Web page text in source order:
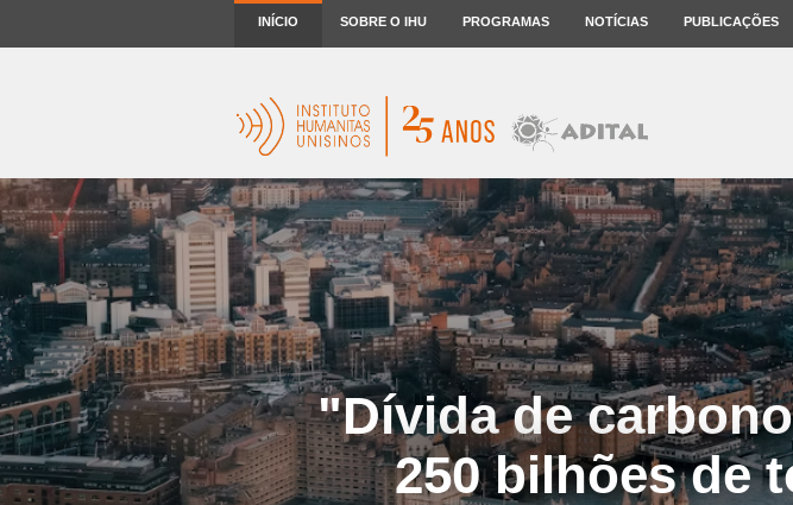
INÍCIO SOBRE O IHU PROGRAMAS NOTÍCIAS PUBLICAÇÕES
"Dívida de
250 bilhões de